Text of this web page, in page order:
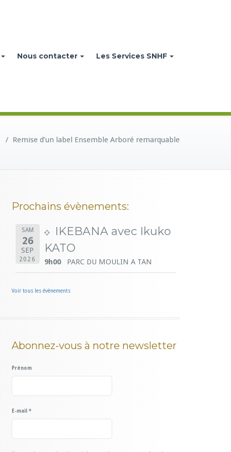
Nous contacter Les Services SNHF
/ Remise d’un label Ensemble Arboré remarquable
Prochains évènements:
SAM
26
SEP
2026
IKEBANA avec Ikuko
KATO
9h00 PARC DU MOULIN A TAN
Voir tous les évènements
Abonnez-vous à notre newsletter
Prénom
E-mail *